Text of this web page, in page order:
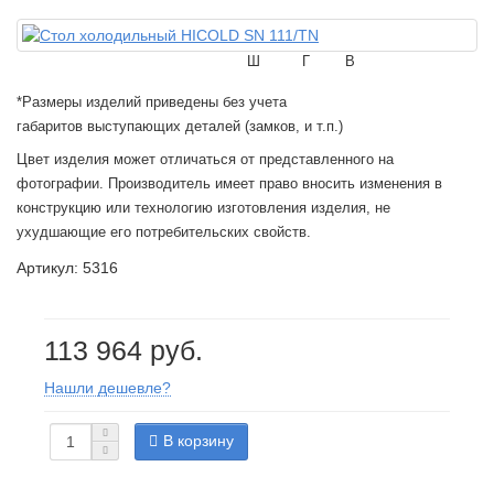
Ш В
Г
*Размеры изделий приведены без учета
габаритов выступающих деталей (замков, и т.п.)
Цвет изделия может отличаться от представленного на
фотографии. Производитель имеет право вносить изменения в
конструкцию или технологию изготовления изделия, не
ухудшающие его потребительских свойств.
Артикул: 5316
113 964 руб.
Нашли дешевле?
В корзину